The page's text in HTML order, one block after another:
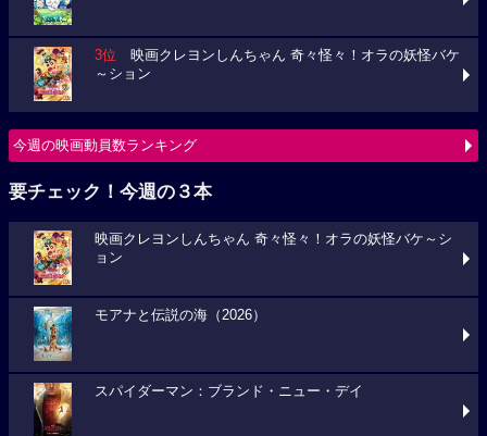
3位 映画クレヨンしんちゃん 奇々怪々！オラの妖怪バケ
～ション
今週の映画動員数ランキング
要チェック！今週の３本
映画クレヨンしんちゃん 奇々怪々！オラの妖怪バケ～シ
ョン
モアナと伝説の海（2026）
スパイダーマン：ブランド・ニュー・デイ